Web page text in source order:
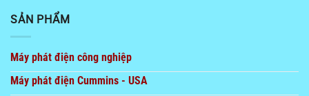
SẢN PHẨM
Máy phát điện công nghiệp
Máy phát điện Cummins - USA